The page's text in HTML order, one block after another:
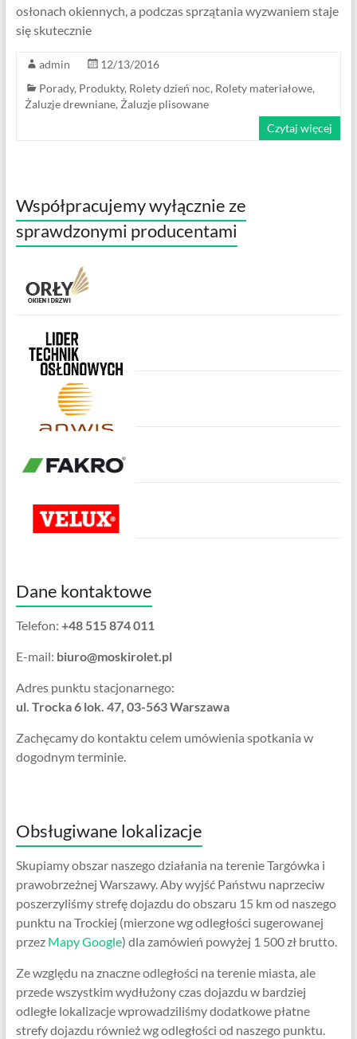
osłonach okiennych, a podczas sprzątania wyzwaniem staje
się skutecznie
admin
12/13/2016
Porady, Produkty, Rolety dzień noc, Rolety materiałowe,
Żaluzje drewniane, Żaluzje plisowane
Czytaj więcej
Współpracujemy wyłącznie ze
sprawdzonymi producentami
Dane kontaktowe
Telefon: +48 515 874 011
E-mail: biuro@moskirolet.pl
Adres punktu stacjonarnego:
ul. Trocka 6 lok. 47, 03-563 Warszawa
Zachęcamy do kontaktu celem umówienia spotkania w
dogodnym terminie.
Obsługiwane lokalizacje
Skupiamy obszar naszego działania na terenie Targówka i
prawobrzeżnej Warszawy. Aby wyjść Państwu naprzeciw
poszerzyliśmy strefę dojazdu do obszaru 15 km od naszego
punktu na Trockiej (mierzone wg odległości sugerowanej
przez Mapy Google) dla zamówień powyżej 1 500 zł brutto.
Ze względu na znaczne odległości na terenie miasta, ale
przede wszystkim wydłużony czas dojazdu w bardziej
odległe lokalizacje wprowadziliśmy dodatkowe płatne
strefy dojazdu również wg odległości od naszego punktu.